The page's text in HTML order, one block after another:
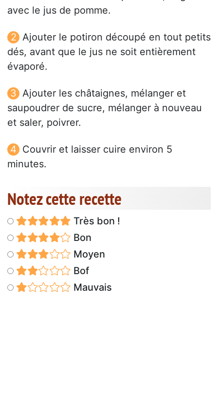
avec le jus de pomme.
Ajouter le potiron découpé en tout petits
dés, avant que le jus ne soit entièrement
évaporé.
Ajouter les châtaignes, mélanger et
saupoudrer de sucre, mélanger à nouveau
et saler, poivrer.
Couvrir et laisser cuire environ 5
minutes.
Notez cette recette
Très bon !
Bon
Moyen
Bof
Mauvais